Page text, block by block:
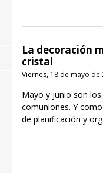
La decoración
cristal
Viernes, 18 de mayo de
Mayo y junio son
comuniones. Y
de planificación y